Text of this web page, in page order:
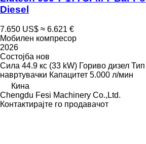
Diesel
7.650 US$ ≈ 6.621 €
Мобилен компресор
2026
Состојба нов
Сила 44.9 кс (33 kW) Гориво дизел
навртувачки Капацитет 5.000 л/мин
Кина
Chengdu Fesi Machinery Co.,Ltd.
Контактирајте го продавачот